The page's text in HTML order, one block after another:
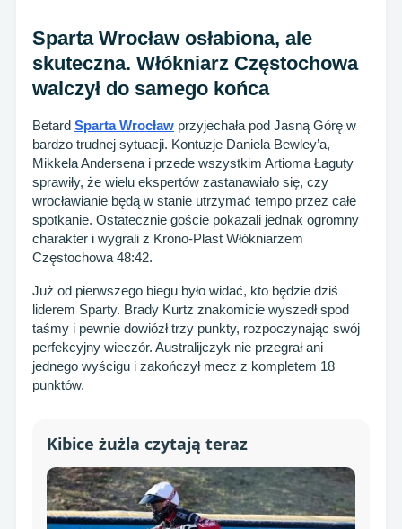
Sparta Wrocław osłabiona, ale
skuteczna. Włókniarz Częstochowa
walczył do samego końca
Betard Sparta Wrocław przyjechała pod Jasną Górę w
bardzo trudnej sytuacji. Kontuzje Daniela Bewley’a,
Mikkela Andersena i przede wszystkim Artioma Łaguty
sprawiły, że wielu ekspertów zastanawiało się, czy
wrocławianie będą w stanie utrzymać tempo przez całe
spotkanie. Ostatecznie goście pokazali jednak ogromny
charakter i wygrali z Krono-Plast Włókniarzem
Częstochowa 48:42.
Już od pierwszego biegu było widać, kto będzie dziś
liderem Sparty. Brady Kurtz znakomicie wyszedł spod
taśmy i pewnie dowiózł trzy punkty, rozpoczynając swój
perfekcyjny wieczór. Australijczyk nie przegrał ani
jednego wyścigu i zakończył mecz z kompletem 18
punktów.
Kibice żużla czytają teraz